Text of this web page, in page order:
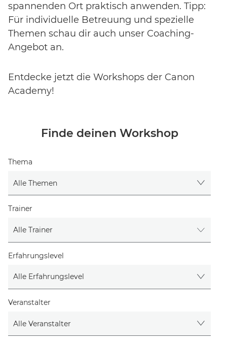
entscheidenund Zugang zu exklusiven Inhalten und
Bewertungen erhalten.
spannenden Ort praktisch anwenden. Tipp:
Für individuelle Betreuung und spezielle
Themen schau dir auch unser Coaching-
Angebot an.
Entdecke jetzt die Workshops der Canon
Academy!
Finde deinen Workshop
Thema
Trainer
Erfahrungslevel
Veranstalter